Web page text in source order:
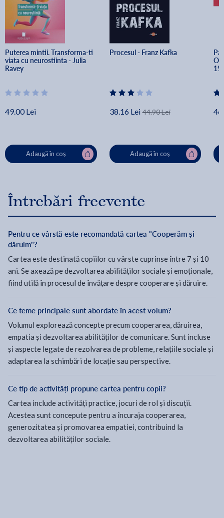
Puterea mintii. Transforma-ti
viata cu neurostiinta - Julia
Ravey
49.00 Lei
Adaugă în coș
Procesul - Franz Kafka
38.16 Lei 44.90 Lei
Adaugă în coș
Întrebări frecvente
Pentru ce vârstă este recomandată cartea "Cooperăm și
dăruim"?
Cartea este destinată copiilor cu vârste cuprinse între 7 și 10
ani. Se axează pe dezvoltarea abilităților sociale și emoționale,
fiind utilă în procesul de învățare despre cooperare și dăruire.
Ce teme principale sunt abordate în acest volum?
Volumul explorează concepte precum cooperarea, dăruirea,
empatia și dezvoltarea abilităților de comunicare. Sunt incluse
și aspecte legate de rezolvarea de probleme, relațiile sociale și
adaptarea la schimbări de locație sau perspective.
Ce tip de activități propune cartea pentru copii?
Cartea include activități practice, jocuri de rol și discuții.
Acestea sunt concepute pentru a încuraja cooperarea,
generozitatea și promovarea empatiei, contribuind la
dezvoltarea abilităților sociale.